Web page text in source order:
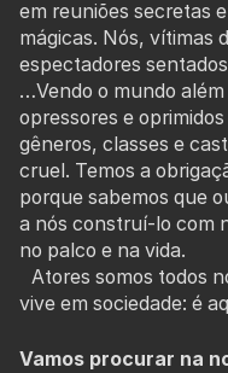
em reuniões secretas
mágicas. Nós, vítimas
espectadores
…Vendo o mundo
opressores e
gêneros, classes e
cruel. Temos a
porque sabemos que
a nós construí-lo com
no palco e na vida.
Atores somos todos
vive em sociedade: é
Vamos procurar na